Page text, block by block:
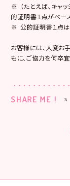
※ （たとえば、キャッ
的証明書１点がベー
※ 公的証明書１点は
お客様には、大変お
もに、ご協力を何卒
SHARE ME !